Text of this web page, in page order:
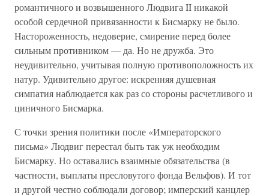
романтичного и возвышенного Людвига II никакой
особой сердечной привязанности к Бисмарку не было.
Настороженность, недоверие, смирение перед более
сильным противником — да. Но не дружба. Это
неудивительно, учитывая полную противоположность их
натур. Удивительно другое: искренняя душевная
симпатия наблюдается как раз со стороны расчетливого и
циничного Бисмарка.
С точки зрения политики после «Императорского
письма» Людвиг перестал быть так уж необходим
Бисмарку. Но оставались взаимные обязательства (в
частности, выплаты пресловутого фонда Вельфов). И тот
и другой честно соблюдали договор; имперский канцлер